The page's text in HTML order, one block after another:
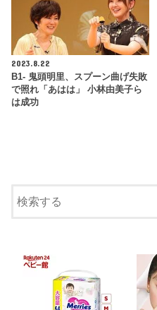
2023.8.22
B1- 鬼頭明里、スプーン曲げ失敗
で照れ「あはは」 小林由美子ら
は成功